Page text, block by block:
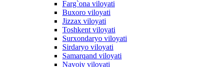
Farg`ona viloyati
Buxoro viloyati
Jizzax viloyati
Toshkent viloyati
Surxondaryo viloyati
Sirdaryo viloyati
Samarqand viloyati
Navoiy viloyati